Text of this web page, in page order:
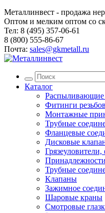
Металлинвест - продажа
Оптом и мелким оптом со
Тел: 8 (495) 357-06-61
8 (800) 555-86-67
Почта: sales@gkmetall.ru
Каталог
Распыливающие
Фитинги
Монтажные
Трубные
Фланцевые
Дисковые
Трубные
Клапаны
Зажимное
Шаровые краны
Смотровые